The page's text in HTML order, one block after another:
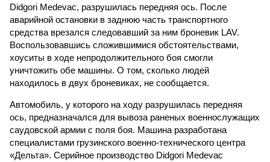
Didgori Medevac, разрушилась передняя ось. После
аварийной остановки в заднюю часть транспортного
средства врезался следовавший за ним броневик LAV.
Воспользовавшись сложившимися обстоятельствами,
хоуситы в ходе непродолжительного боя смогли
уничтожить обе машины. О том, сколько людей
находилось в двух броневиках, не сообщается.
Автомобиль, у которого на ходу разрушилась передняя
ось, предназначался для вывоза раненых военнослужащих
саудовской армии с поля боя. Машина разработана
специалистами грузинского военно-технического центра
«Дельта». Серийное производство Didgori Medevac